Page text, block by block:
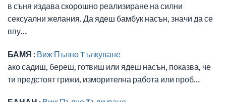
в съня издава скорошно реализиране на силни
сексуални желания. Да ядеш бамбук насън, значи да се
впу…
БАМЯ : Виж Пълно Tълкуване
ако садиш, береш, готвиш или ядеш насън, показва, че
ти предстоят грижи, изморителна работа или проб…